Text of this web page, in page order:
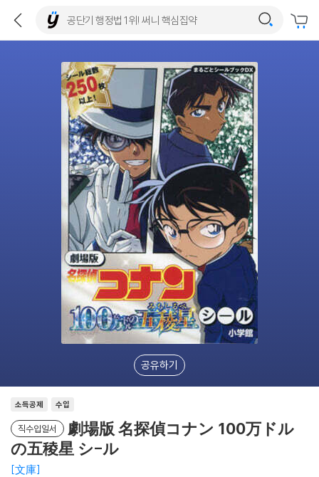
공유하기
소득공제 수입
직수입일서
劇場版 名探偵コナン 100万ドル
の五稜星 シ-ル
文庫